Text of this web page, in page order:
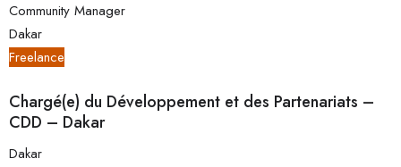
Community Manager
Dakar
Freelance
Chargé(e) du Développement et des Partenariats –
CDD – Dakar
Dakar